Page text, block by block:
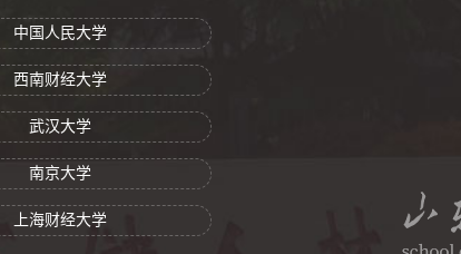
中国人民大学
西南财经大学
武汉大学
南京大学
上海财经大学